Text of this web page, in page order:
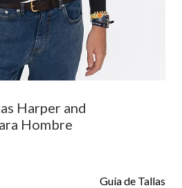
Harper and
Hombre
Guía de Tallas